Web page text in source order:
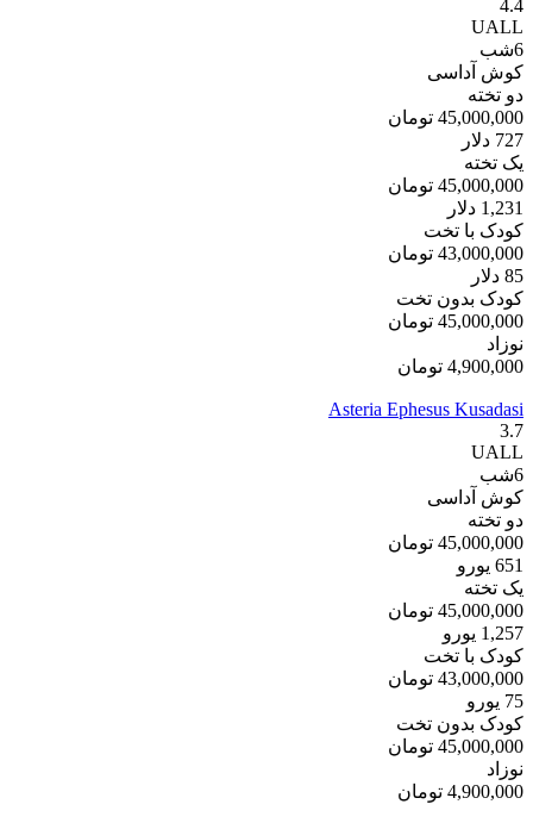
4.4
UALL
6شب
کوش آداسی
دو تخته
45,000,000 تومان
727 دلار
یک تخته
45,000,000 تومان
1,231 دلار
کودک با تخت
43,000,000 تومان
85 دلار
کودک بدون تخت
45,000,000 تومان
نوزاد
4,900,000 تومان
Asteria Ephesus Kusadasi
3.7
UALL
6شب
کوش آداسی
دو تخته
45,000,000 تومان
651 یورو
یک تخته
45,000,000 تومان
1,257 یورو
کودک با تخت
43,000,000 تومان
75 یورو
کودک بدون تخت
45,000,000 تومان
نوزاد
4,900,000 تومان